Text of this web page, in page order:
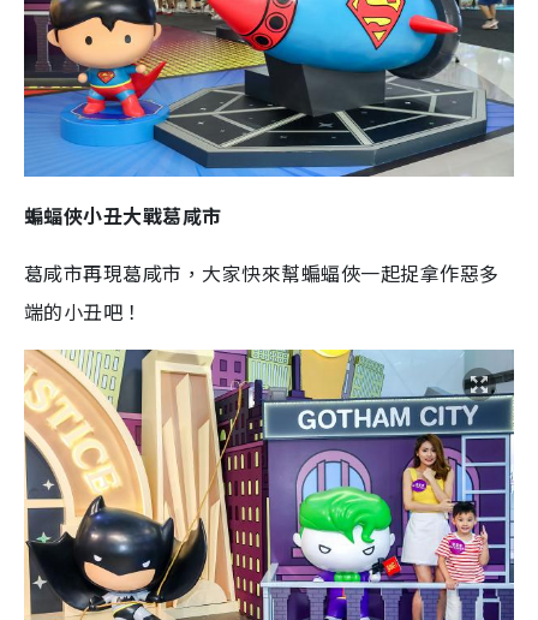
蝙蝠俠小丑大戰葛咸市
葛咸市再現葛咸市，大家快來幫蝙蝠俠一起捉拿作惡多
端的小丑吧！